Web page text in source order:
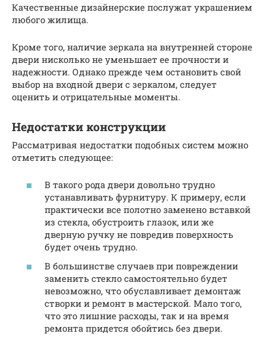
Качественные дизайнерские послужат украшением
любого жилища.
Кроме того, наличие зеркала на внутренней стороне
двери нисколько не уменьшает ее прочности и
надежности. Однако прежде чем остановить свой
выбор на входной двери с зеркалом, следует
оценить и отрицательные моменты.
Недостатки конструкции
Рассматривая недостатки подобных систем можно
отметить следующее:
В такого рода двери довольно трудно
устанавливать фурнитуру. К примеру, если
практически все полотно заменено вставкой
из стекла, обустроить глазок, или же
дверную ручку не повредив поверхность
будет очень трудно.
В большинстве случаев при повреждении
заменить стекло самостоятельно будет
невозможно, что обуславливает демонтаж
створки и ремонт в мастерской. Мало того,
что это лишние расходы, так и на время
ремонта придется обойтись без двери.